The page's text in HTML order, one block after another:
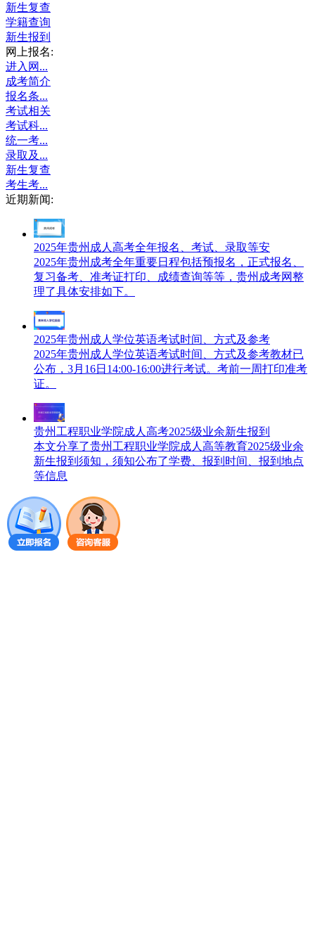
新生复查
学籍查询
新生报到
网上报名:
进入网...
成考简介
报名条...
考试相关
考试科...
统一考...
录取及...
新生复查
考生考...
近期新闻:
2025年贵州成人高考全年报名、考试、录取等安
2025年贵州成考全年重要日程包括预报名，正式报名、
复习备考、准考证打印、成绩查询等等，贵州成考网整
理了具体安排如下。
2025年贵州成人学位英语考试时间、方式及参考
2025年贵州成人学位英语考试时间、方式及参考教材已
公布，3月16日14:00-16:00进行考试。考前一周打印准考
证。
贵州工程职业学院成人高考2025级业余新生报到
本文分享了贵州工程职业学院成人高等教育2025级业余
新生报到须知，须知公布了学费、报到时间、报到地点
等信息